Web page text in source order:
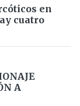
en
cuatro
A